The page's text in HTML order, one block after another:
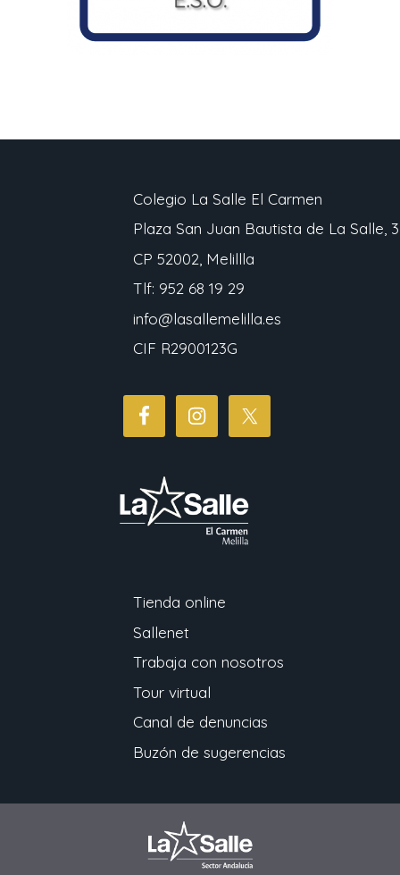
Colegio La Salle El Carmen
Plaza San Juan Bautista de La Salle, 3
CP 52002, Melillla
Tlf: 952 68 19 29
info@lasallemelilla.es
CIF R2900123G
Tienda online
Sallenet
Trabaja con nosotros
Tour virtual
Canal de denuncias
Buzón de sugerencias